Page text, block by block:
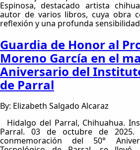
Espinosa, destacado artista
autor de varios libros, cuya obra
reflexión y una profunda
Guardia de Honor al
Moreno García en el
Aniversario del
de Parral
By: Elizabeth Salgado Alcaraz
Hidalgo del Parral, Chihuahua.
Parral. 03 de octubre de
conmemoración del 50°